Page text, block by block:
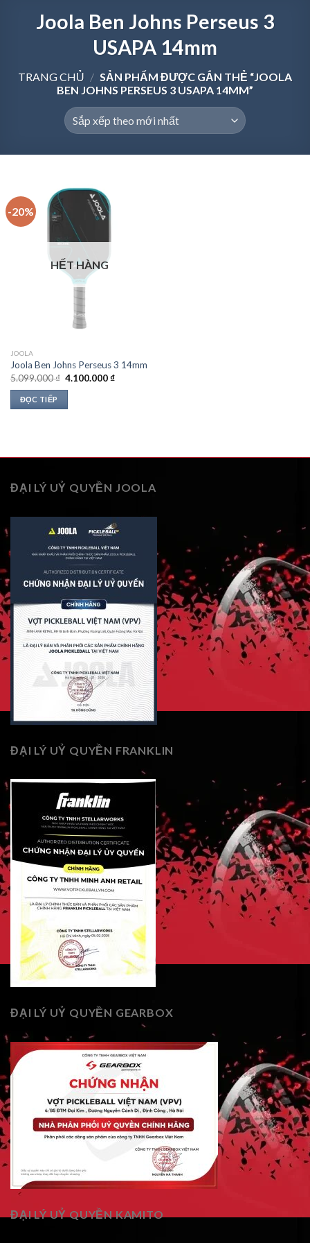
Joola Ben Johns Perseus 3
USAPA 14mm
TRANG CHỦ / SẢN PHẨM ĐƯỢC GẮN THẺ “JOOLA
BEN JOHNS PERSEUS 3 USAPA 14MM”
-20%
HẾT HÀNG
JOOLA
Joola Ben Johns Perseus 3 14mm
5.099.000₫ Giá
4.100.000₫Giá
ĐỌC TIẾP
ĐẠI LÝ UỶ QUYỀN JOOLA
ĐẠI LÝ UỶ QUYỀN FRANKLIN
ĐẠI LÝ UỶ QUYỀN GEARBOX
ĐẠI LÝ UỶ QUYỀN KAMITO